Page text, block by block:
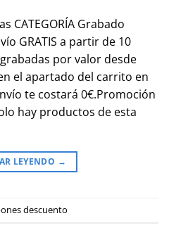
CATEGORÍA Grabado
GRATIS a partir de 10
por valor desde
en el apartado del carrito en
te costará 0€.Promoción
hay productos de esta
LEYENDO →
descuento